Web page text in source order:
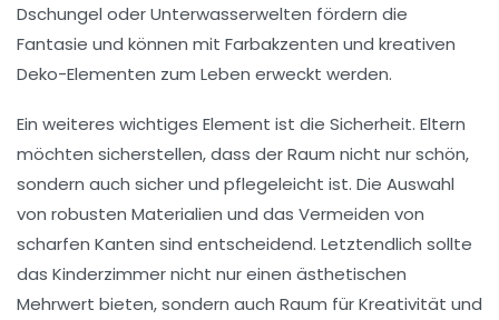
Dschungel oder Unterwasserwelten fördern die
Fantasie und können mit Farbakzenten und kreativen
Deko-Elementen zum Leben erweckt werden.
Ein weiteres wichtiges Element ist die Sicherheit. Eltern
möchten sicherstellen, dass der Raum nicht nur schön,
sondern auch sicher und pflegeleicht ist. Die Auswahl
von robusten Materialien und das Vermeiden von
scharfen Kanten sind entscheidend. Letztendlich sollte
das Kinderzimmer nicht nur einen ästhetischen
Mehrwert bieten, sondern auch Raum fürKreativität und